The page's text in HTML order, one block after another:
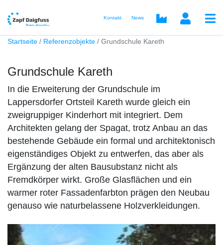
Kontakt News
Startseite Referenzobjekte Grundschule Kareth
Grundschule Kareth
In die Erweiterung der Grundschule im
Lappersdorfer Ortsteil Kareth wurde gleich ein
zweigruppiger Kinderhort mit integriert. Dem
Architekten gelang der Spagat, trotz Anbau an das
bestehende Gebäude ein formal und architektonisch
eigenständiges Objekt zu entwerfen, das aber als
Ergänzung der alten Bausubstanz nicht als
Fremdkörper wirkt. Große Glasflächen und ein
warmer roter Fassadenfarbton prägen den Neubau
genauso wie naturbelassene Holzverkleidungen.